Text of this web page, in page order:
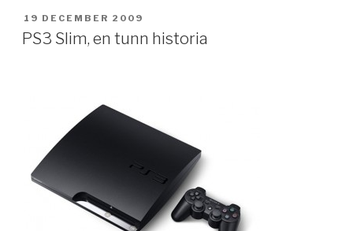
Wheel”
PUBLICERAT
19 DECEMBER 2009
PS3 Slim, en tunn historia